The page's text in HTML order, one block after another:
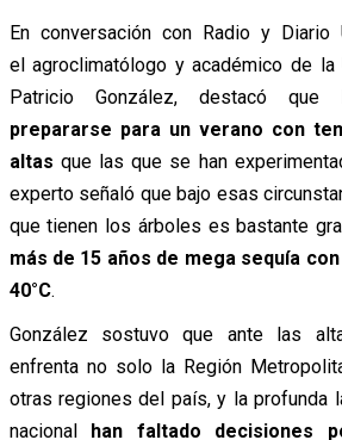
En conversación con Radio y Diario
el agroclimatólogo y académico de la
Patricio González, destacó que
prepararse para un verano con
altas que las que se han
experto señaló que bajo esas
que tienen los árboles es bastante
más de 15 años de mega sequía
40°C.
González sostuvo que ante las
enfrenta no solo la Región
otras regiones del país, y la profunda
nacional han faltado decisiones